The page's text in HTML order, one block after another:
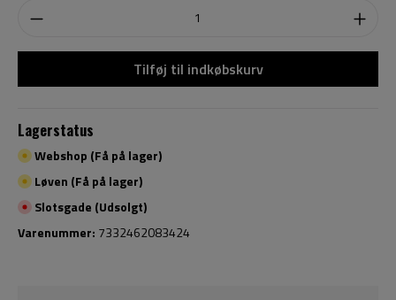
Tilføj til indkøbskurv
Lagerstatus
Webshop (Få på lager)
Løven (Få på lager)
Slotsgade (Udsolgt)
Varenummer: 7332462083424